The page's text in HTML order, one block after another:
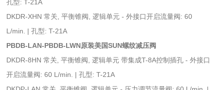
孔型: T-21A
DKDR-XHN 常关, 平衡锥阀, 逻辑单元 - 外接口开启流量阀: 60
L/min. | 孔型: T-21A
PBDB-LAN-PBDB-LWN原装美国SUN螺纹减压阀
DKDR-8HN 常关, 平衡锥阀, 逻辑单元 带集成T-8A控制插孔 - 外接口
开启流量阀: 60 L/min. | 孔型: T-21A